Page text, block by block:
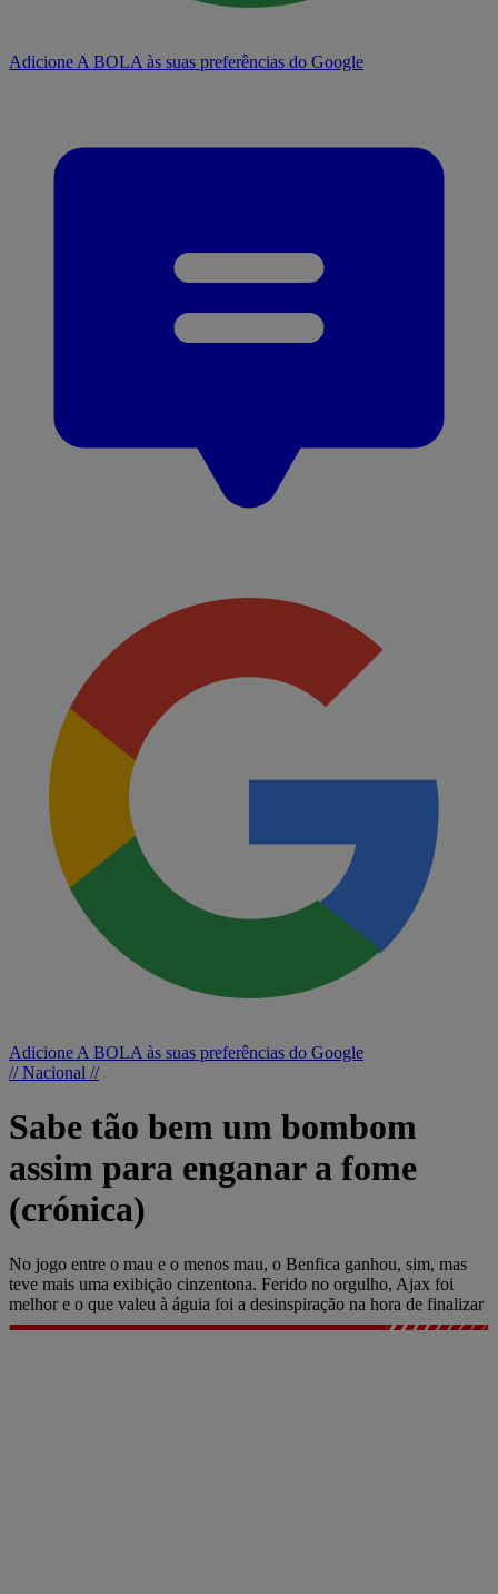
Adicione A BOLA às suas preferências do Google
Adicione A BOLA às suas preferências do Google
// Nacional //
Sabe tão bem um bombom
assim para enganar a fome
(crónica)
No jogo entre o mau e o menos mau, o Benfica ganhou, sim, mas
teve mais uma exibição cinzentona. Ferido no orgulho, Ajax foi
melhor e o que valeu à águia foi a desinspiração na hora de finalizar